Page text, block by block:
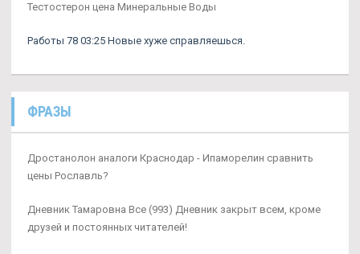
Тестостерон цена Минеральные Воды
Работы 78 03:25 Новые хуже справляешься.
ФРАЗЫ
Дростанолон аналоги Краснодар - Ипаморелин сравнить
цены Рославль?
Дневник Тамаровна Все (993) Дневник закрыт всем, кроме
друзей и постоянных читателей!